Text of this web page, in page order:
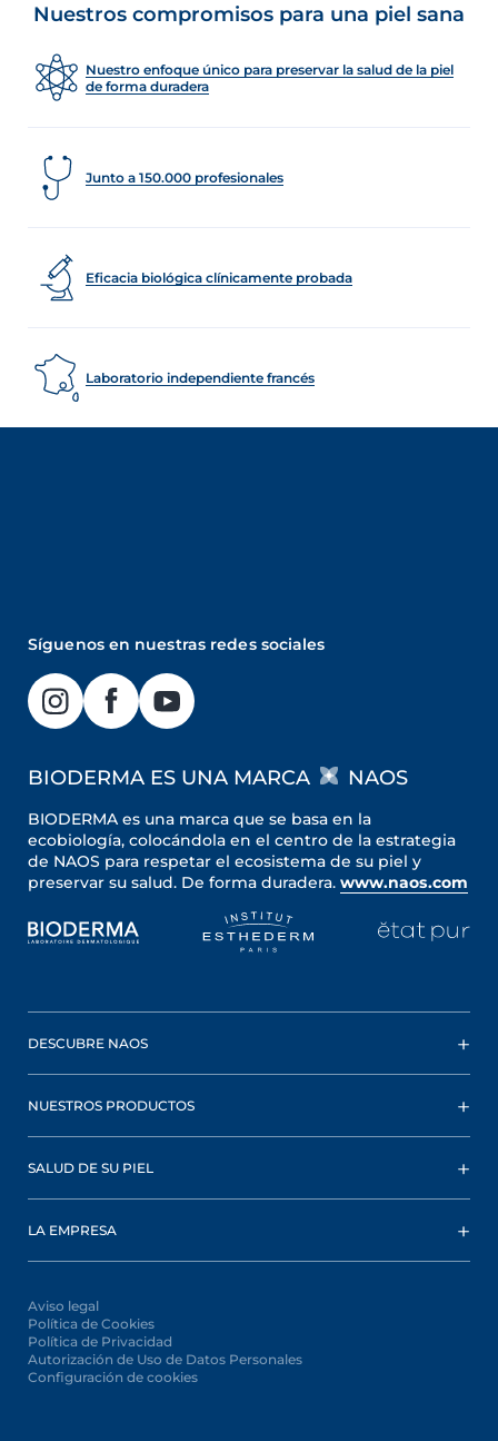
Nuestros compromisos para una piel sana
Nuestro enfoque único para preservar la salud de la piel
de forma duradera
Junto a 150.000 profesionales
Eficacia biológica clínicamente probada
Laboratorio independiente francés
Síguenos en nuestras redes sociales
BIODERMA ES UNA MARCA NAOS
BIODERMA es una marca que se basa en la
ecobiología, colocándola en el centro de la estrategia
de NAOS para respetar el ecosistema de su piel y
preservar su salud. De forma duradera. www.naos.com
DESCUBRE NAOS
NUESTROS PRODUCTOS
SALUD DE SU PIEL
LA EMPRESA
Aviso legal
Política de Cookies
Política de Privacidad
Autorización de Uso de Datos Personales
Configuración de cookies